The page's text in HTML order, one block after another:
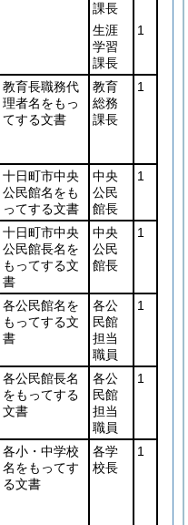
課長
生涯
学習
課長
1
教育長職務代
理者名をもっ
てする文書
教育
総務
課長
1
十日町市中央
公民館名をも
ってする文書
中央
公民
館長
1
十日町市中央
公民館長名を
もってする文
書
中央
公民
館長
1
各公民館名を
もってする文
書
各公
民館
担当
職員
1
各公民館長名
をもってする
文書
各公
民館
担当
職員
1
各小・中学校
名をもってす
る文書
各学
校長
1